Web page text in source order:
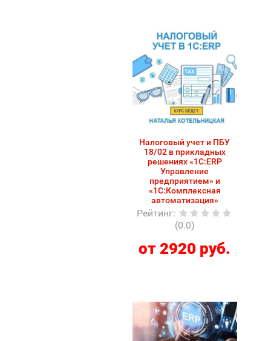
Налоговый учет и ПБУ
18/02 в прикладных
решениях «1С:ERP
Управление
предприятием» и
«1С:Комплексная
автоматизация»
Рейтинг:
(0.0)
от 2920 руб.